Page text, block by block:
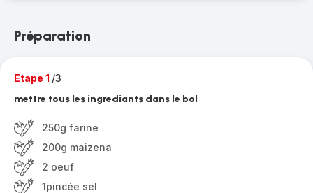
Préparation
Etape 1 /3
mettre tous les ingrediants dans le bol
250g farine
200g maizena
2 oeuf
1pincée sel